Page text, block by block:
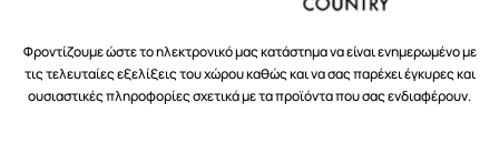
Φροντίζουμε ώστε το ηλεκτρονικό μας κατάστημα να είναι ενημερωμένο με
τις τελευταίες εξελίξεις του χώρου καθώς και να σας παρέχει έγκυρες και
ουσιαστικές πληροφορίες σχετικά με τα προϊόντα που σας ενδιαφέρουν.